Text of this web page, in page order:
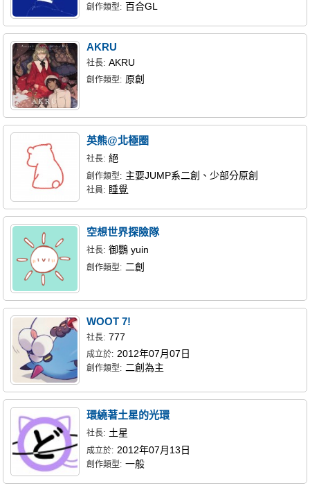
創作類型: 百合GL
AKRU
社長: AKRU
創作類型: 原創
英熊@北極圈
社長: 絕
創作類型: 主要JUMP系二創、少部分原創
社員: 睡覺
空想世界探險隊
社長: 御鸚 yuin
創作類型: 二創
WOOT 7!
社長: 777
成立於: 2012年07月07日
創作類型: 二創為主
環繞著土星的光環
社長: 土星
成立於: 2012年07月13日
創作類型: 一般